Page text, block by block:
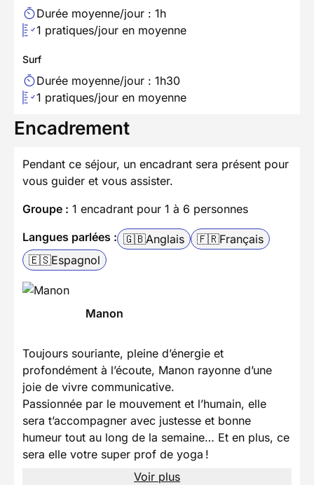
Durée moyenne/jour : 1h
1 pratiques/jour en moyenne
Surf
Durée moyenne/jour : 1h30
1 pratiques/jour en moyenne
Encadrement
Pendant ce séjour, un encadrant sera présent pour
vous guider et vous assister.
Groupe : 1 encadrant pour 1 à 6 personnes
Langues parlées : 🇬🇧Anglais 🇫🇷Français
🇪🇸Espagnol
Manon
Toujours souriante, pleine d’énergie et
profondément à l’écoute, Manon rayonne d’une
joie de vivre communicative.
Passionnée par le mouvement et l’humain, elle
sera t’accompagner avec justesse et bonne
humeur tout au long de la semaine… Et en plus, ce
sera elle votre super prof de yoga !
Voir plus